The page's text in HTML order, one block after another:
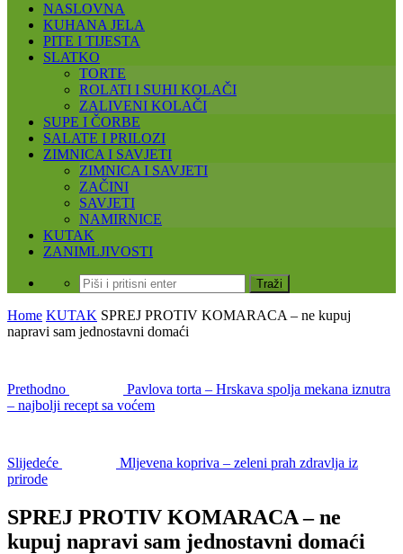
NASLOVNA
KUHANA JELA
PITE I TIJESTA
SLATKO
TORTE
ROLATI I SUHI KOLAČI
ZALIVENI KOLAČI
SUPE I ČORBE
SALATE I PRILOZI
ZIMNICA I SAVJETI
ZIMNICA I SAVJETI
ZAČINI
SAVJETI
NAMIRNICE
KUTAK
ZANIMLJIVOSTI
Home KUTAK SPREJ PROTIV KOMARACA – ne kupuj
napravi sam jednostavni domaći
Prethodno
Pavlova torta – Hrskava spolja mekana iznutra
– najbolji recept sa voćem
Slijedeće
Mljevena kopriva – zeleni prah zdravlja iz
prirode
SPREJ PROTIV KOMARACA – ne
kupuj napravi sam jednostavni domaći